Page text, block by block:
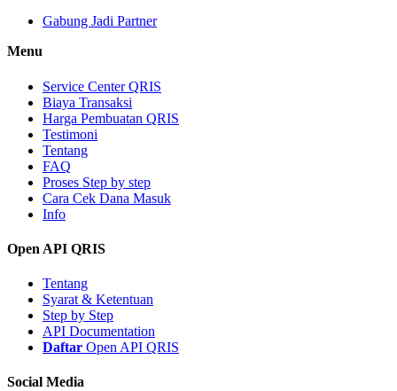
Gabung Jadi Partner
Menu
Service Center QRIS
Biaya Transaksi
Harga Pembuatan QRIS
Testimoni
Tentang
FAQ
Proses Step by step
Cara Cek Dana Masuk
Info
Open API QRIS
Tentang
Syarat & Ketentuan
Step by Step
API Documentation
Daftar Open API QRIS
Social Media